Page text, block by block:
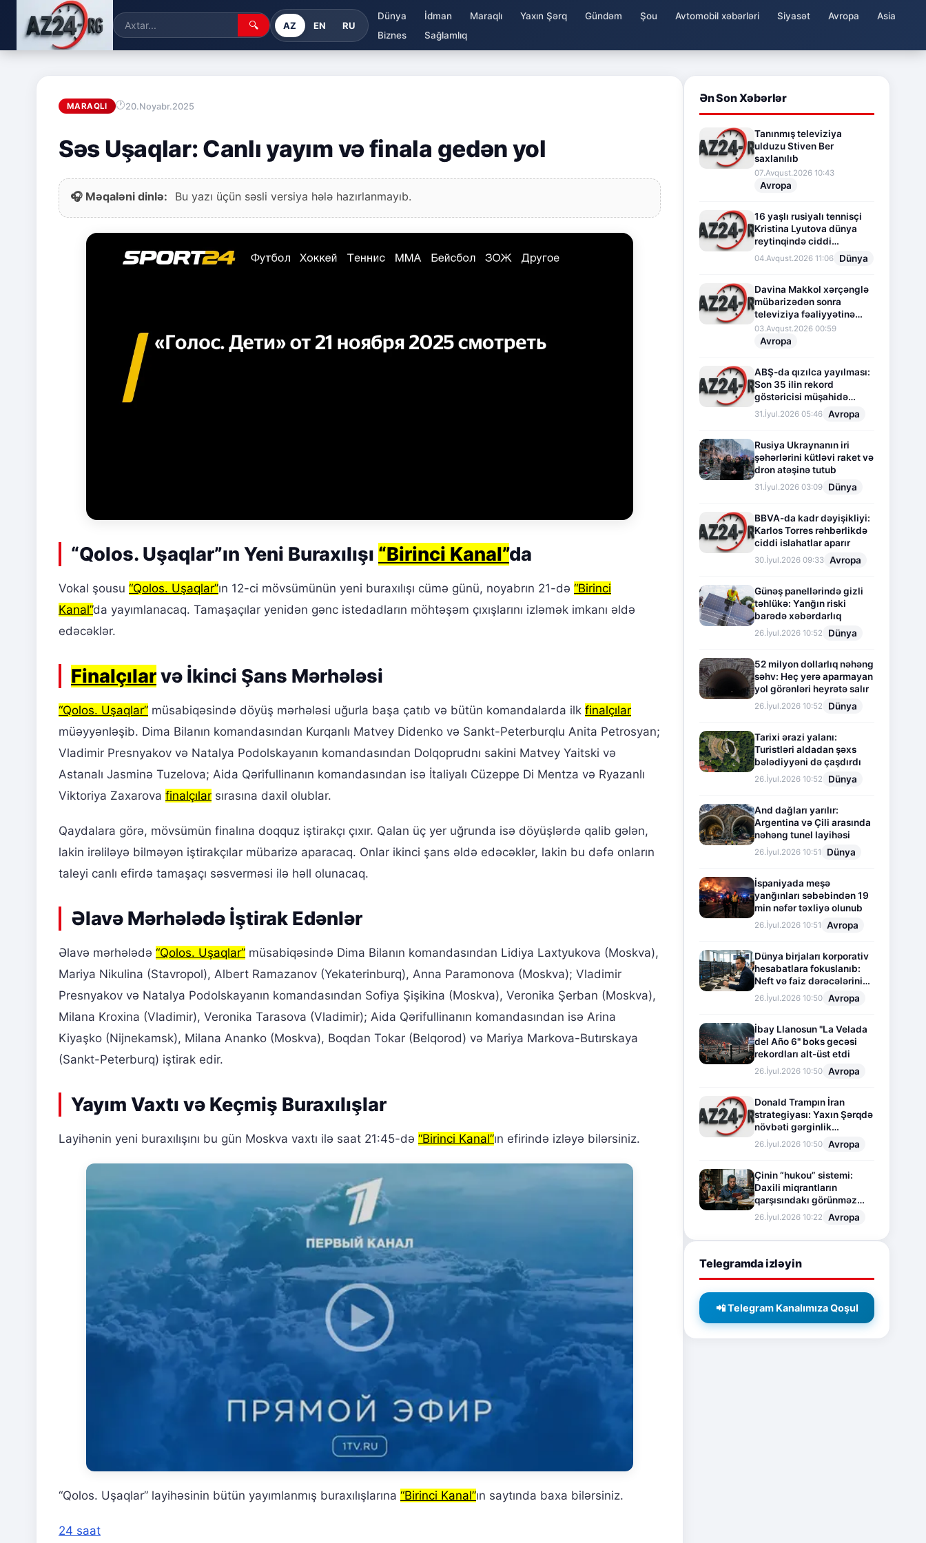
🔍 AZ EN RU
Dünya İdman Maraqlı Yaxın Şərq Gündəm Şou Avtomobil xəbərləri Siyasət Avropa
Asia
Biznes
Sağlamlıq
MARAQLI 20.Noyabr.2025
Səs Uşaqlar: Canlı yayım və finala gedən yol
🎧 Məqaləni dinlə: Bu yazı üçün səsli versiya hələ hazırlanmayıb.
“Qolos. Uşaqlar”ın Yeni Buraxılışı “Birinci Kanal”da
Vokal şousu “Qolos. Uşaqlar”ın 12-ci mövsümünün yeni buraxılışı cümə günü, noyabrın 21-də “Birinci
Kanal”da yayımlanacaq. Tamaşaçılar yenidən gənc istedadların möhtəşəm çıxışlarını izləmək imkanı əldə
edəcəklər.
Finalçılarvə İkinci Şans Mərhələsi
“Qolos. Uşaqlar” müsabiqəsində döyüş mərhələsi uğurla başa çatıb və bütün komandalarda ilk finalçılar
müəyyənləşib. Dima Bilanın komandasından Kurqanlı Matvey Didenko və Sankt-Peterburqlu Anita Petrosyan;
Vladimir Presnyakov və Natalya Podolskayanın komandasından Dolqoprudnı sakini Matvey Yaitski və
Astanalı Jasminə Tuzelova; Aida Qərifullinanın komandasından isə İtaliyalı Cüzeppe Di Mentza və Ryazanlı
Viktoriya Zaxarova finalçılar sırasına daxil olublar.
Qaydalara görə, mövsümün finalına doqquz iştirakçı çıxır. Qalan üç yer uğrunda isə döyüşlərdə qalib gələn,
lakin irəliləyə bilməyən iştirakçılar mübarizə aparacaq. Onlar ikinci şans əldə edəcəklər, lakin bu dəfə onların
taleyi canlı efirdə tamaşaçı səsverməsi ilə həll olunacaq.
Əlavə Mərhələdə İştirak Edənlər
Əlavə mərhələdə “Qolos. Uşaqlar” müsabiqəsində Dima Bilanın komandasından Lidiya Laxtyukova (Moskva),
Mariya Nikulina (Stavropol), Albert Ramazanov (Yekaterinburq), Anna Paramonova (Moskva); Vladimir
Presnyakov və Natalya Podolskayanın komandasından Sofiya Şişikina (Moskva), Veronika Şerban (Moskva),
Milana Kroxina (Vladimir), Veronika Tarasova (Vladimir); Aida Qərifullinanın komandasından isə Arina
Kiyaşko (Nijnekamsk), Milana Ananko (Moskva), Boqdan Tokar (Belqorod) və Mariya Markova-Butırskaya
(Sankt-Peterburq) iştirak edir.
Yayım Vaxtı və Keçmiş Buraxılışlar
Layihənin yeni buraxılışını bu gün Moskva vaxtı ilə saat 21:45-də “Birinci Kanal”ın efirində izləyə bilərsiniz.
“Qolos. Uşaqlar” layihəsinin bütün yayımlanmış buraxılışlarına “Birinci Kanal”ın saytında baxa bilərsiniz.
24 saat
Ən Son Xəbərlər
Tanınmış televiziya
ulduzu Stiven Ber
saxlanılıb
07.Avqust.2026 10:43
Avropa
16 yaşlı rusiyalı tennisçi
Kristina Lyutova dünya
reytinqində ciddi
irəliləyişə imza atdı
04.Avqust.2026 11:06 Dünya
Davina Makkol xərçənglə
mübarizədən sonra
televiziya fəaliyyətinə
fasilə verir
03.Avqust.2026 00:59
Avropa
ABŞ-da qızılca yayılması:
Son 35 ilin rekord
göstəricisi müşahidə
olunur
31.İyul.2026 05:46 Avropa
Rusiya Ukraynanın iri
şəhərlərini kütləvi raket və
dron atəşinə tutub
31.İyul.2026 03:09 Dünya
BBVA-da kadr dəyişikliyi:
Karlos Torres rəhbərlikdə
ciddi islahatlar aparır
30.İyul.2026 09:33 Avropa
Günəş panellərində gizli
təhlükə: Yanğın riski
barədə xəbərdarlıq
26.İyul.2026 10:52 Dünya
52 milyon dollarlıq nəhəng
səhv: Heç yerə aparmayan
yol görənləri heyrətə salır
26.İyul.2026 10:52 Dünya
Tarixi ərazi yalanı:
Turistləri aldadan şəxs
bələdiyyəni də çaşdırdı
26.İyul.2026 10:52 Dünya
And dağları yarılır:
Argentina və Çili arasında
nəhəng tunel layihəsi
26.İyul.2026 10:51 Dünya
İspaniyada meşə
yanğınları səbəbindən 19
min nəfər təxliyə olunub
26.İyul.2026 10:51 Avropa
Dünya birjaları korporativ
hesabatlara fokuslanıb:
Neft və faiz dərəcələrinin
təsiri altında cari vəziyyət
26.İyul.2026 10:50 Avropa
İbay Llanosun "La Velada
del Año 6" boks gecəsi
rekordları alt-üst etdi
26.İyul.2026 10:50 Avropa
Donald Trampın İran
strategiyası: Yaxın Şərqdə
növbəti gərginlik
mərhələsi
26.İyul.2026 10:50 Avropa
Çinin “hukou” sistemi:
Daxili miqrantların
qarşısındakı görünməz
sədd
26.İyul.2026 10:22 Avropa
Telegramda izləyin
📲 Telegram Kanalımıza Qoşul